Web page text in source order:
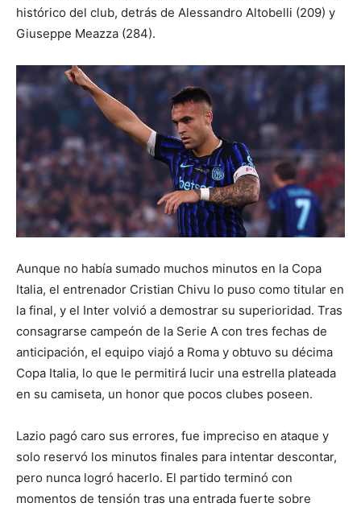
histórico del club, detrás de Alessandro Altobelli (209) y
Giuseppe Meazza (284).
Aunque no había sumado muchos minutos en la Copa
Italia, el entrenador Cristian Chivu lo puso como titular en
la final, y el Inter volvió a demostrar su superioridad. Tras
consagrarse campeón de la Serie A con tres fechas de
anticipación, el equipo viajó a Roma y obtuvo su décima
Copa Italia, lo que le permitirá lucir una estrella plateada
en su camiseta, un honor que pocos clubes poseen.
Lazio pagó caro sus errores, fue impreciso en ataque y
solo reservó los minutos finales para intentar descontar,
pero nunca logró hacerlo. El partido terminó con
momentos de tensión tras una entrada fuerte sobre